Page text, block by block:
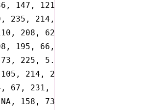
147, 121, 6.1, NA, 0.8),
235, 214, NA, 0.8),
208, 62, 5.7, 110, 0.69),
195, 66, NA, 109, 0.62),
225, 5.5, NA, 142, 0.93),
214, 27, 5.3, 157, 0.47),
67, 231, 122, NA, NA, 0.41),
158, 73, 6.4, NA, 0.49),